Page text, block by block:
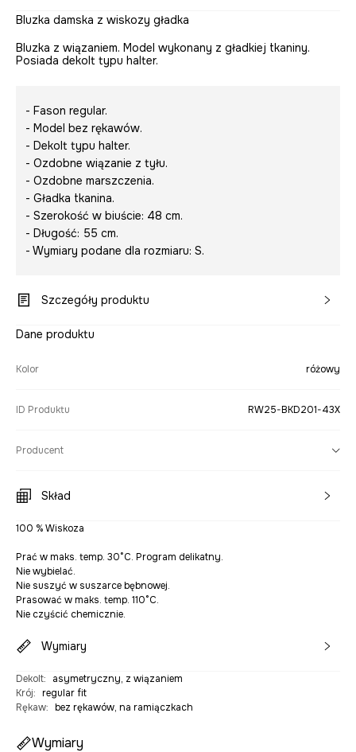
Bluzka damska z wiskozy gładka
Bluzka z wiązaniem. Model wykonany z gładkiej tkaniny.
Posiada dekolt typu halter.
- Fason regular.
- Model bez rękawów.
- Dekolt typu halter.
- Ozdobne wiązanie z tyłu.
- Ozdobne marszczenia.
- Gładka tkanina.
- Szerokość w biuście: 48 cm.
- Długość: 55 cm.
- Wymiary podane dla rozmiaru: S.
Szczegóły produktu
Dane produktu
Kolor różowy
ID Produktu RW25-BKD201-43X
Producent
Skład
100 % Wiskoza
Prać w maks. temp. 30°C. Program delikatny.
Nie wybielać.
Nie suszyć w suszarce bębnowej.
Prasować w maks. temp. 110°C.
Nie czyścić chemicznie.
Wymiary
Dekolt:
asymetryczny, z wiązaniem
Krój: regular fit
Rękaw: bez rękawów, na ramiączkach
Wymiary